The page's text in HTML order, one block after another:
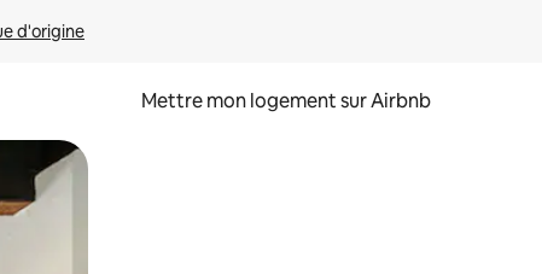
d'origine
Mettre mon logement sur Airbnb